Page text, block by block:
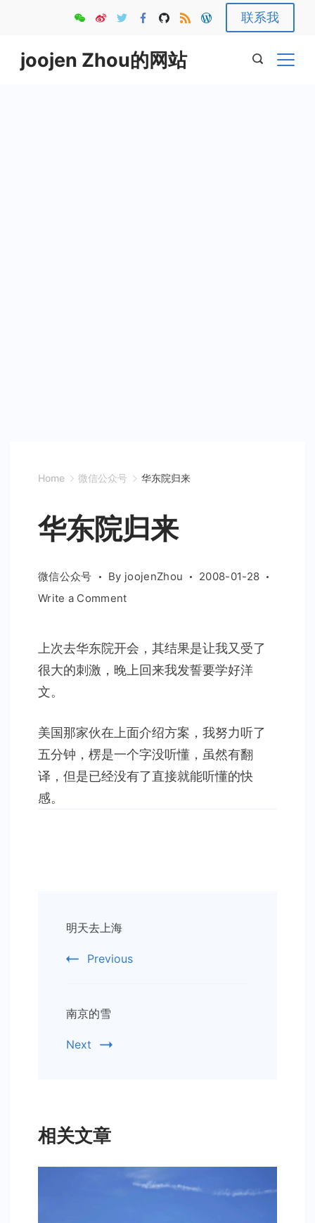
content
联系我
joojen Zhou的网站
Home 微信公众号 华东院归来
华东院归来
微信公众号 By joojenZhou
2008-01-28
Write a Commenton
院
归
上次去华东院开会，其结果是让我又受了
很大的刺激，晚上回来我发誓要学好洋
文。
美国那家伙在上面介绍方案，我努力听了
五分钟，楞是一个字没听懂，虽然有翻
译，但是已经没有了直接就能听懂的快
感。
Navigation
明天去上海
Previous
南京的雪
Next
相关文章